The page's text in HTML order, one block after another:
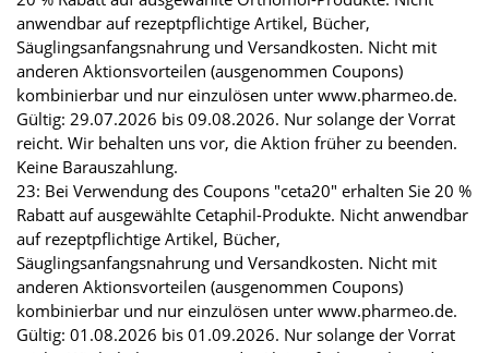
anwendbar auf rezeptpflichtige Artikel, Bücher,
Säuglingsanfangsnahrung und Versandkosten. Nicht mit
anderen Aktionsvorteilen (ausgenommen Coupons)
kombinierbar und nur einzulösen unter www.pharmeo.de.
Gültig: 29.07.2026 bis 09.08.2026. Nur solange der Vorrat
reicht. Wir behalten uns vor, die Aktion früher zu beenden.
Keine Barauszahlung.
23: Bei Verwendung des Coupons "ceta20" erhalten Sie 20 %
Rabatt auf ausgewählte Cetaphil-Produkte. Nicht anwendbar
auf rezeptpflichtige Artikel, Bücher,
Säuglingsanfangsnahrung und Versandkosten. Nicht mit
anderen Aktionsvorteilen (ausgenommen Coupons)
kombinierbar und nur einzulösen unter www.pharmeo.de.
Gültig: 01.08.2026 bis 01.09.2026. Nur solange der Vorrat